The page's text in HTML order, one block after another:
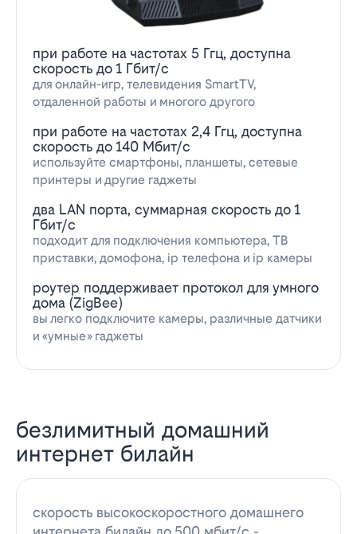
при работе на частотах 5 Ггц, доступна
скорость до 1 Гбит/с
для онлайн-игр, телевидения SmartTV,
отдаленной работы и многого другого
при работе на частотах 2,4 Ггц, доступна
скорость до 140 Мбит/с
используйте смартфоны, планшеты, сетевые
принтеры и другие гаджеты
два LAN порта, суммарная скорость до 1
Гбит/с
подходит для подключения компьютера, ТВ
приставки, домофона, ip телефона и ip камеры
роутер поддерживает протокол для умного
дома (ZigBee)
вы легко подключите камеры, различные датчики
и «умные» гаджеты
безлимитный домашний
интернет билайн
скорость высокоскоростного домашнего